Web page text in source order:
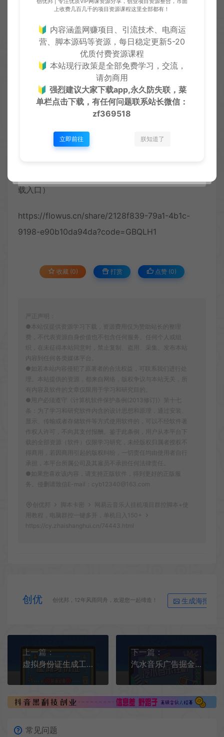
馈，提交工单，直接对接售后客服处理。
▼▼▼▼▼▼▼▼
广告：
开通卡密分站，自用成本更低，后台可设置销售价
格，分享你的推广海报出去，有人在网站消费了，你
▼▼▼▼▼▼▼▼
载入口）
https://flowus.cn/share/2128f839-79a1-4b1c-
9198-e90b10da94da?code=GBQLH1
收藏 (0) 打赏 点赞 (0)
严正声明：
●本站仅提供资源学习下载，资源费用仅为赞助站长的整理
费，不代表资源自身价值也不包含任何服务。任何个人或组
织，在未征得本站同意时，禁止复制、盗用、采集、发布本站
内容到任何各类媒体平台。
●如若本站内容侵犯了原著者的合法权益，可联系我们进行处
理。本站提供的资源，都来自网络，版权争议与本站无关，所
有内容及软件的文章仅限用于学习和研究目的。
●用户必须遵守《计算机软件保护条例(2013修订)》第十七
条：为了学习和研究软件内含的设计思想和原理，通过安装、
显示、传输或者存储软件等方式使用软件的，可以不经软件著
作权人许可，不向其支付报酬。鉴于此条例，用户从本平台下
载的全部资源（软件）仅限学习研究，未经版权归属者授权不
得商用，若因商用引起的版权纠纷，一切责任均由使用者自行
承担，本平台所属公司及其雇员不承担任何法律责任。
●如果您喜欢该内容，请支持正版软件，得到更好的正版服
务。侵删请致信E-mail：cyb12340@163.com
创优邦 脚本卡密
网易云音乐人挂机项目群控脚本+使
用教程，电脑群控一键多开，单机日入150+
https://cy.zhaishanghui.cn/74443.html
创优 创优邦，12年风雨同舟，欢迎您一起缔造！ 生成海报
上一篇：
虚拟身份证生成工具，装逼必备神器（软件仅供娱乐，请勿非法使用）
下一篇：
汽水音乐广告掘金自动挂机项目脚本+使用教程，单机一天20-30
常见问题
上收费几百几千的项目资源课程这里全部都有！
🔰 内容涵盖网赚项目、引流技术、电商运
营、脚本源码等资源，每日稳定更新5-20
优质付费资源课程
🔰 本站现行政策是全部免费学习，交流，
请勿商用
🔰强烈建议大家下载app,永久防失联，菜
单栏点击下载，有任何问题联系站长微信：
zf369518
立即前往 朕知道了